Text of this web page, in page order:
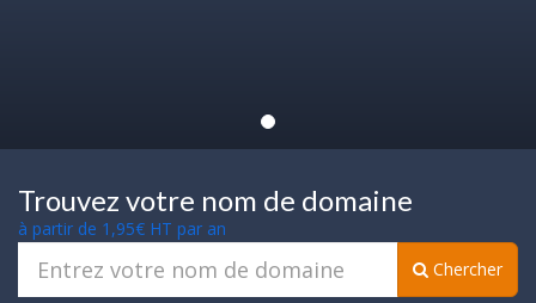
Trouvez votre nom de domaine
à partir de 1,95€ HT par an
Chercher